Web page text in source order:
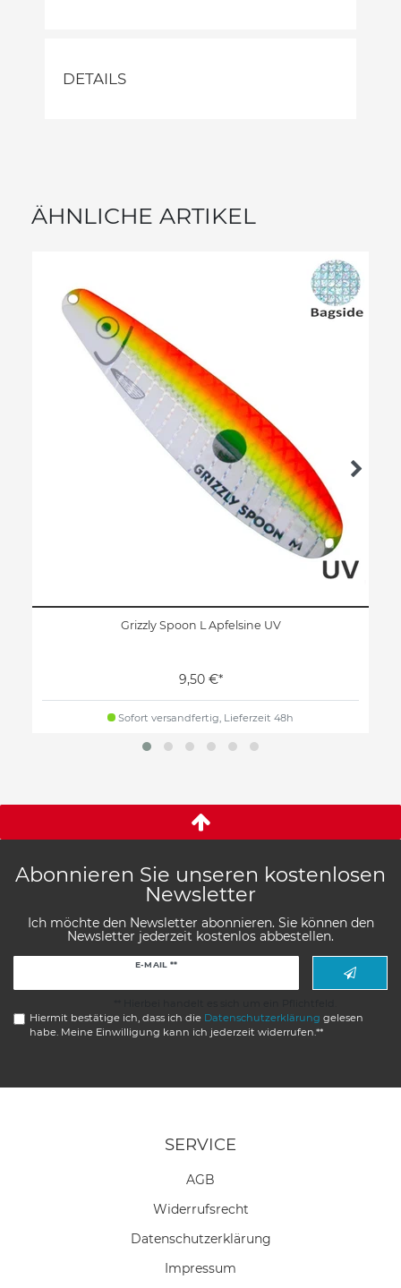
DETAILS
ÄHNLICHE ARTIKEL
Grizzly Spoon L Apfelsine UV
9,50 €*
Sofort versandfertig, Lieferzeit 48h
Abonnieren Sie unseren kostenlosen
Newsletter
Ich möchte den Newsletter abonnieren. Sie können den
Newsletter jederzeit kostenlos abbestellen.
E-MAIL **
Hiermit bestätige ich, dass ich die Daten­schutz­erklärung gelesen
habe. Meine Einwilligung kann ich jederzeit widerrufen.**
SERVICE
AGB
Widerrufs­recht
Daten­schutz­erklärung
Impressum